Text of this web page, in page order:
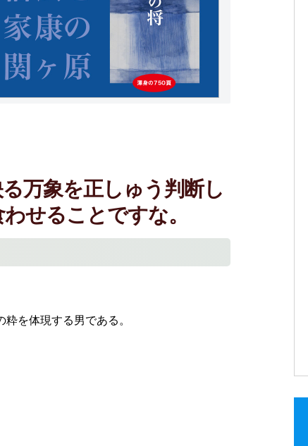
万象を正しゅう判断し
せることですな。
を体現する男である。